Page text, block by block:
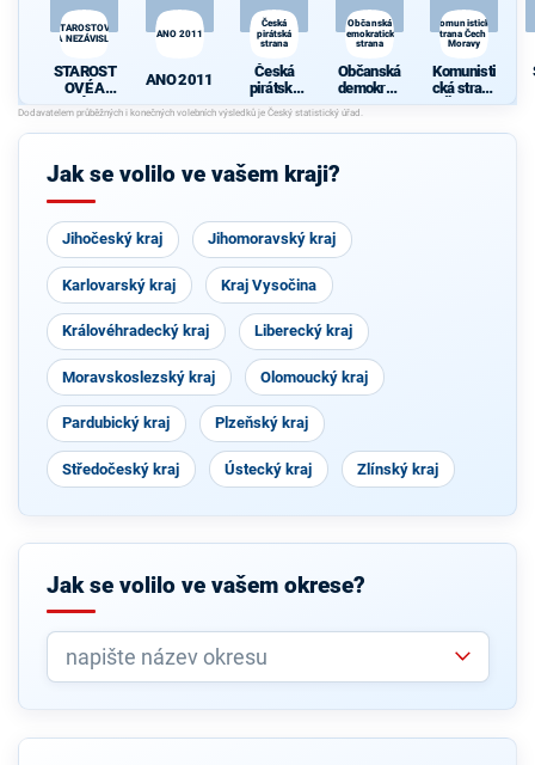
STAROSTOVÉ
A NEZÁVISLÍ
STAROST
OVÉ A
NEZÁVISL
Í
ANO 2011
ANO 2011
Česká
pirátská
strana
Česká
pirátská
strana
Občanská
demokratická
strana
Občanská
demokrati
cká strana
Komunistická
strana Čech a
Moravy
Komunisti
cká strana
Čech a
Jak se volilo ve vašem kraji?
Jihočeský kraj Jihomoravský kraj
Karlovarský kraj Kraj Vysočina
Královéhradecký kraj Liberecký kraj
Moravskoslezský kraj Olomoucký kraj
Pardubický kraj Plzeňský kraj
Středočeský kraj Ústecký kraj Zlínský kraj
Jak se volilo ve vašem okrese?